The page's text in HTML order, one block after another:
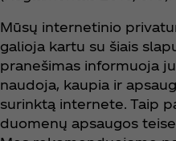
Mūsų internetinio
galioja kartu su šiais
pranešimas informuoja
naudoja, kaupia ir
surinktą internete. Taip
duomenų apsaugos